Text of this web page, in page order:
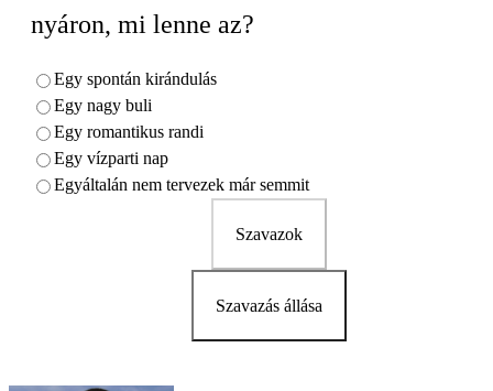
nyáron, mi lenne az?
Egy spontán kirándulás
Egy nagy buli
Egy romantikus randi
Egy vízparti nap
Egyáltalán nem tervezek már semmit
Szavazok
Szavazás állása